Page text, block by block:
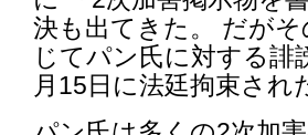
決も出てきた。 だが
じてパン氏に対する誹
月15日に法廷拘束され